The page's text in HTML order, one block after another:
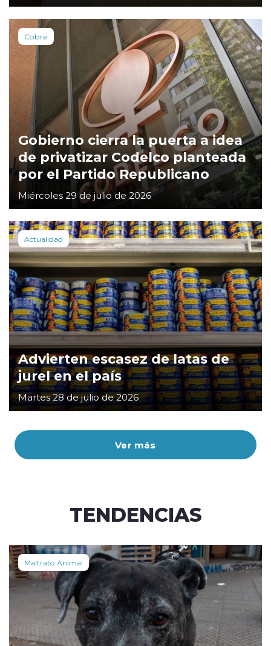
Ver más
Cobre
Gobierno cierra la puerta a idea
de privatizar Codelco planteada
por el Partido Republicano
Miércoles 29 de julio de 2026
Actualidad
Advierten escasez de latas de
jurel en el país
Martes 28 de julio de 2026
TENDENCIAS
Maltrato Animal